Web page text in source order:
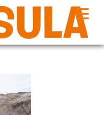
05-2017-